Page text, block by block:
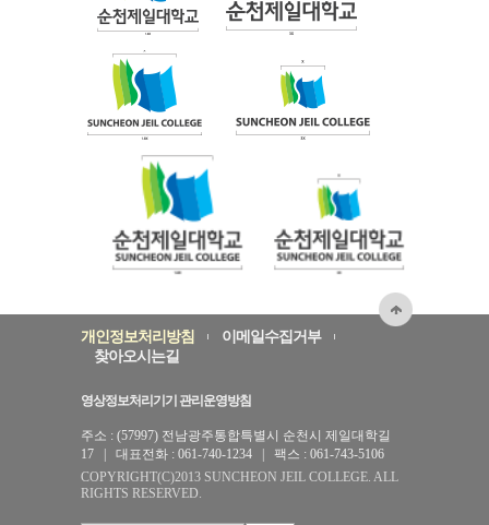
개인정보처리방침
이메일수집거부
찾아오시는길
영상정보처리기기 관리운영방침
주소 : (57997) 전남광주통합특별시 순천시 제일대학길
17 | 대표전화 : 061-740-1234 | 팩스 : 061-743-5106
COPYRIGHT(C)2013 SUNCHEON JEIL COLLEGE. ALL
RIGHTS RESERVED.